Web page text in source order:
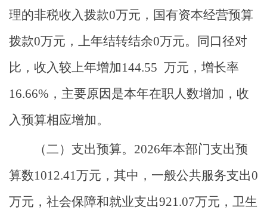
理的非税收入拨款0万元，国有资本经营预算
拨款0万元， 上年结转结余0万元。
同口径对
比， 收入较上年增加144.55 万元， 增长率
16.66% ， 主要原因是本年在职人数增加，收
入预算相应增加。
（二）支出预算。 2026年本部门支出预
算数1012.41万元，其中， 一般公共服务支出0
万元，社会保障和就业支出921.07万元，卫生